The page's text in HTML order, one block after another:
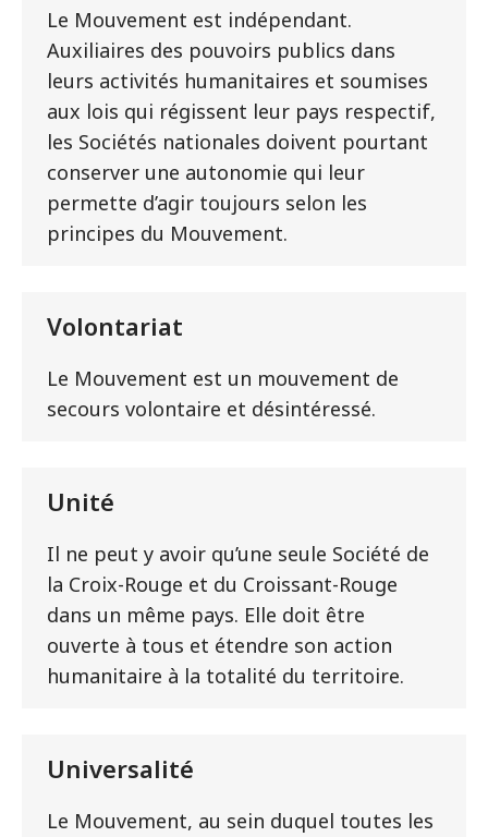
Le Mouvement est indépendant.
Auxiliaires des pouvoirs publics dans
leurs activités humanitaires et soumises
aux lois qui régissent leur pays respectif,
les Sociétés nationales doivent pourtant
conserver une autonomie qui leur
permette d’agir toujours selon les
principes du Mouvement.
Volontariat
Le Mouvement est un mouvement de
secours volontaire et désintéressé.
Unité
Il ne peut y avoir qu’une seule Société de
la Croix-Rouge et du Croissant-Rouge
dans un même pays. Elle doit être
ouverte à tous et étendre son action
humanitaire à la totalité du territoire.
Universalité
Le Mouvement, au sein duquel toutes les